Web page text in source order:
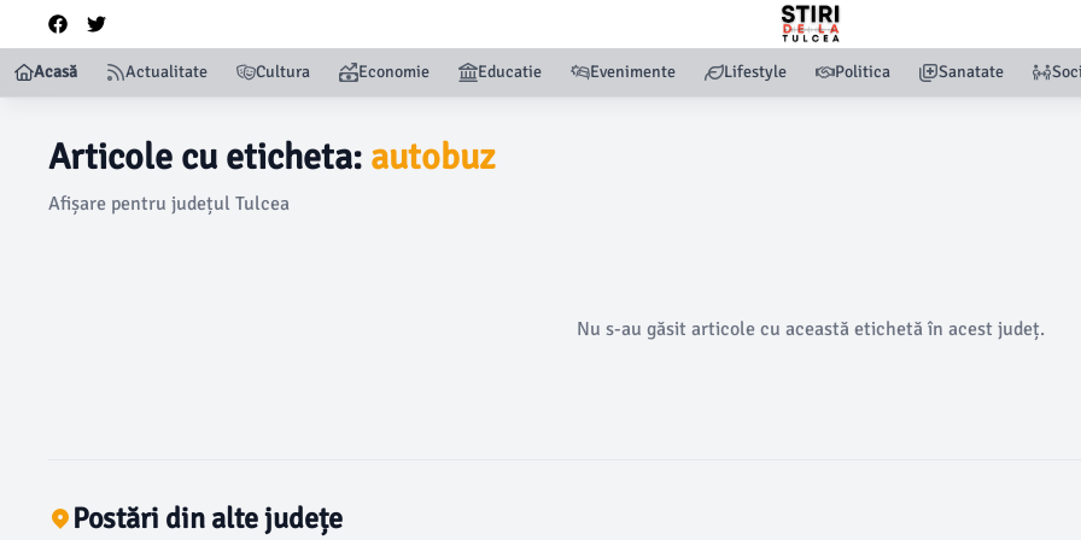
Acasă Actualitate Cultura Economie Educatie Evenimente Lifestyle Politica Sanatate
Articole cu eticheta: autobuz
Afișare pentru județul Tulcea
Nu s-au găsit articole cu această etichetă în acest județ.
Postări din alte județe